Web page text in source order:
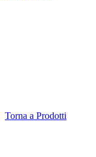
Torna a Prodotti